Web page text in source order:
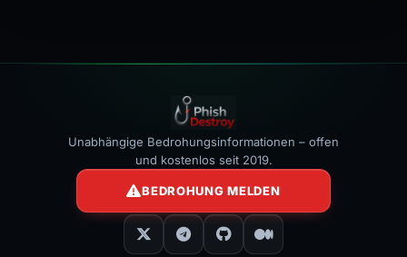
Unabhängige Bedrohungsinformationen – offen
und kostenlos seit 2019.
BEDROHUNG MELDEN